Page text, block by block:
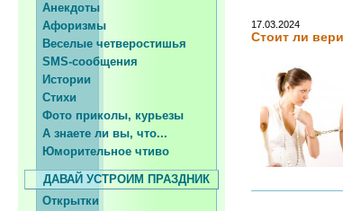
Анекдоты
Афоризмы
Веселые четверостишья
SMS-сообщения
Истории
Стихи
Фото приколы, курьезы
А знаете ли вы, что...
Юморительное чтиво
ДАВАЙ УСТРОИМ ПРАЗДНИК
Открытки
17.03.2024
Стоит ли